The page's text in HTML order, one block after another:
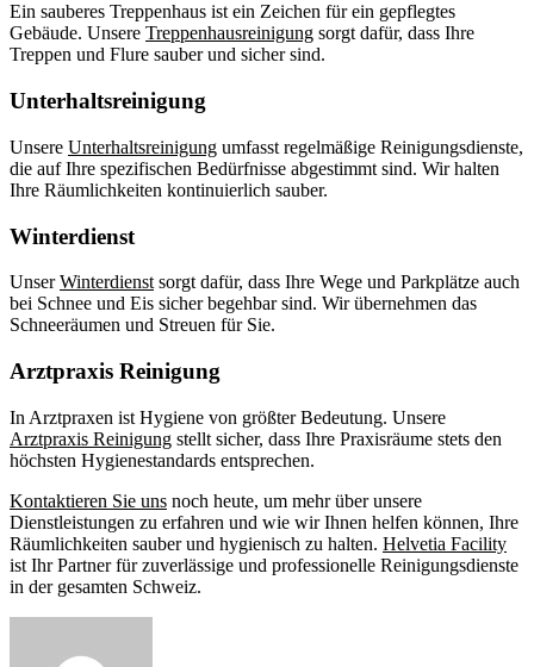
Ein sauberes Treppenhaus ist ein Zeichen für ein gepflegtes
Gebäude. Unsere Treppenhausreinigung sorgt dafür, dass Ihre
Treppen und Flure sauber und sicher sind.
Unterhaltsreinigung
Unsere Unterhaltsreinigung umfasst regelmäßige Reinigungsdienste,
die auf Ihre spezifischen Bedürfnisse abgestimmt sind. Wir halten
Ihre Räumlichkeiten kontinuierlich sauber.
Winterdienst
UnserWinterdienst sorgt dafür, dass Ihre Wege und Parkplätze auch
bei Schnee und Eis sicher begehbar sind. Wir übernehmen das
Schneeräumen und Streuen für Sie.
Arztpraxis Reinigung
In Arztpraxen ist Hygiene von größter Bedeutung. Unsere
Arztpraxis Reinigung stellt sicher, dass Ihre Praxisräume stets den
höchsten Hygienestandards entsprechen.
Kontaktieren Sie uns noch heute, um mehr über unsere
Dienstleistungen zu erfahren und wie wir Ihnen helfen können, Ihre
Räumlichkeiten sauber und hygienisch zu halten. Helvetia Facility
ist Ihr Partner für zuverlässige und professionelle Reinigungsdienste
in der gesamten Schweiz.